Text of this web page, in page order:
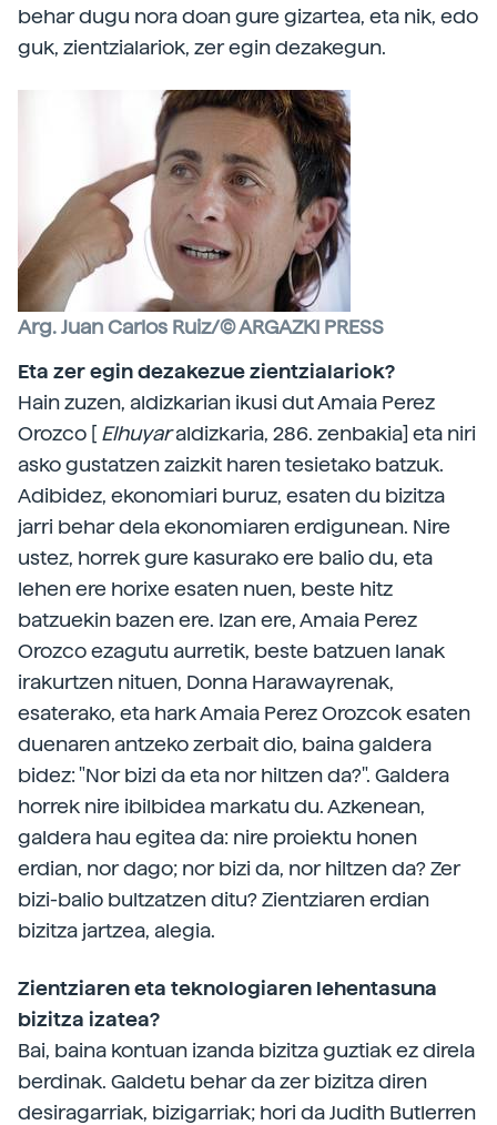
behar dugu nora doan gure gizartea, eta nik, edo
guk, zientzialariok, zer egin dezakegun.
Arg. Juan Carlos Ruiz/© ARGAZKI PRESS
Eta zer egin dezakezue zientzialariok?
Hain zuzen, aldizkarian ikusi dut Amaia Perez
Orozco [ Elhuyaraldizkaria, 286. zenbakia] eta niri
asko gustatzen zaizkit haren tesietako batzuk.
Adibidez, ekonomiari buruz, esaten du bizitza
jarri behar dela ekonomiaren erdigunean. Nire
ustez, horrek gure kasurako ere balio du, eta
lehen ere horixe esaten nuen, beste hitz
batzuekin bazen ere. Izan ere, Amaia Perez
Orozco ezagutu aurretik, beste batzuen lanak
irakurtzen nituen, Donna Harawayrenak,
esaterako, eta hark Amaia Perez Orozcok esaten
duenaren antzeko zerbait dio, baina galdera
bidez: "Nor bizi da eta nor hiltzen da?". Galdera
horrek nire ibilbidea markatu du. Azkenean,
galdera hau egitea da: nire proiektu honen
erdian, nor dago; nor bizi da, nor hiltzen da? Zer
bizi-balio bultzatzen ditu? Zientziaren erdian
bizitza jartzea, alegia.
Zientziaren eta teknologiaren lehentasuna
bizitza izatea?
Bai, baina kontuan izanda bizitza guztiak ez direla
berdinak. Galdetu behar da zer bizitza diren
desiragarriak, bizigarriak; hori da Judith Butlerren